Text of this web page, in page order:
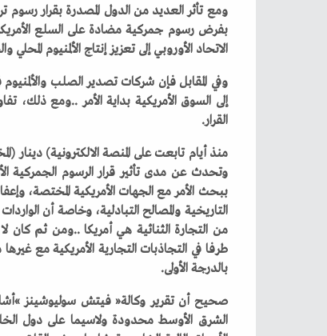
‬الاتحاد‭ ‬الأوروبي‭ ‬إلى‭ ‬تعزيز‭ ‬إنتاج‭ ‬الألمنيوم‭ ‬المحلي‭ ‬والحد‭ ‬من‭ ‬الاعتماد‭ ‬على‭ ‬الأسواق‭ ‬الأمريكية‭.‬
‬القرار‭.‬
‬بالدرجة‭ ‬الأولى‭. ‬